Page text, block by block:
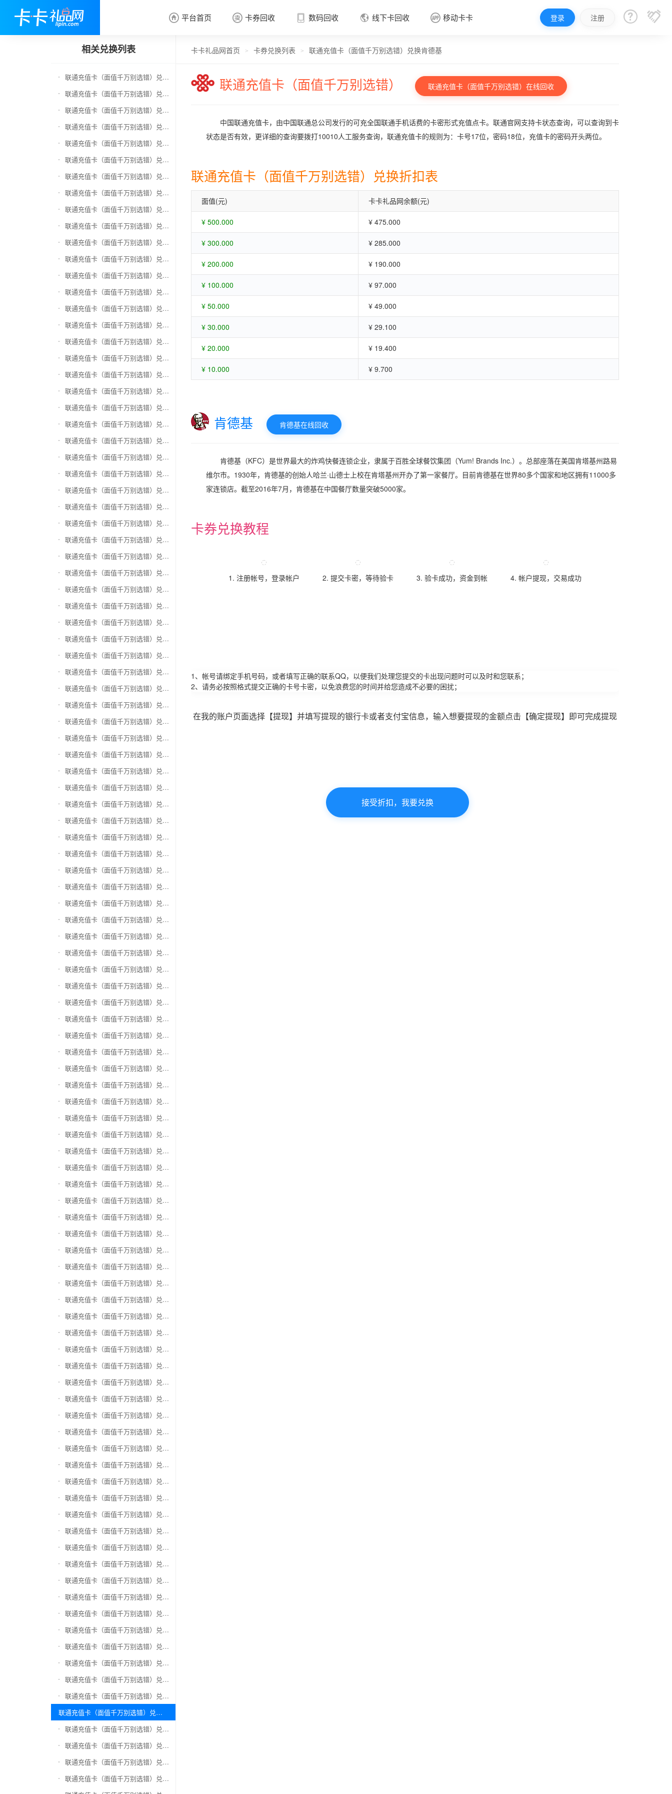
 平台首页  卡券回收
 卡券回收
 数码回收  线下卡回收  移动卡卡 登录 注册  
相关兑换列表
联通充值卡（面值千万别选错）兑换京东E卡
联通充值卡（面值千万别选错）兑换中石化加油卡
联通充值卡（面值千万别选错）兑换移动充值卡（面值千万别选错）
联通充值卡（面值千万别选错）兑换电信充值卡（面值千万别选错）
联通充值卡（面值千万别选错）兑换京东钢镚
联通充值卡（面值千万别选错）兑换中石化加油卡无卡号（面值千万别选错）
联通充值卡（面值千万别选错）兑换中石油全国充值卡
联通充值卡（面值千万别选错）兑换京东领货码
联通充值卡（面值千万别选错）兑换京东超市卡
联通充值卡（面值千万别选错）兑换苏宁易购礼品卡
联通充值卡（面值千万别选错）兑换骏网一卡通
联通充值卡（面值千万别选错）兑换骏网乐充
联通充值卡（面值千万别选错）兑换汇元智付卡
联通充值卡（面值千万别选错）兑换携程任我行
联通充值卡（面值千万别选错）兑换中欣卡(中欣通卡)
联通充值卡（面值千万别选错）兑换盛大一卡通
联通充值卡（面值千万别选错）兑换网易一卡通
联通充值卡（面值千万别选错）兑换天宏一卡通（易冲天宏卡）
联通充值卡（面值千万别选错）兑换巨人一卡通(征途卡)
联通充值卡（面值千万别选错）兑换美团礼品卡
联通充值卡（面值千万别选错）兑换(百联卡)联华ok卡
联通充值卡（面值千万别选错）兑换资和信
联通充值卡（面值千万别选错）兑换沃尔玛购物卡
联通充值卡（面值千万别选错）兑换和信通
联通充值卡（面值千万别选错）兑换拉卡拉沃尔玛
联通充值卡（面值千万别选错）兑换携程任我游
联通充值卡（面值千万别选错）兑换中银通支付(银联购物卡)
联通充值卡（面值千万别选错）兑换瑞祥商联卡
联通充值卡（面值千万别选错）兑换家乐福超市卡
联通充值卡（面值千万别选错）兑换Q币卡
联通充值卡（面值千万别选错）兑换联通积分Q币
联通充值卡（面值千万别选错）兑换完美一卡通
联通充值卡（面值千万别选错）兑换久游一卡通
联通充值卡（面值千万别选错）兑换搜狐一卡通
联通充值卡（面值千万别选错）兑换中国区苹果充值卡
联通充值卡（面值千万别选错）兑换账号内Q币寄售（维护中）
联通充值卡（面值千万别选错）兑换唯品会礼品卡(唯品卡)
联通充值卡（面值千万别选错）兑换万商卡
联通充值卡（面值千万别选错）兑换飞银彩虹卡
联通充值卡（面值千万别选错）兑换天猫超市卡/享淘卡
联通充值卡（面值千万别选错）兑换万里通积分卡
联通充值卡（面值千万别选错）兑换壹钱包(壹卡会)
联通充值卡（面值千万别选错）兑换去哪儿礼品卡
联通充值卡（面值千万别选错）兑换阳光卡(阳光爱车)
联通充值卡（面值千万别选错）兑换华润万家购物卡
联通充值卡（面值千万别选错）兑换华润苏果卡(苏果超市卡)（维护 请暂停提交）
联通充值卡（面值千万别选错）兑换天虹购物卡
联通充值卡（面值千万别选错）兑换盒马生鲜礼品卡
联通充值卡（面值千万别选错）兑换屈臣氏
联通充值卡（面值千万别选错）兑换大润发购物卡
联通充值卡（面值千万别选错）兑换银泰百货银泰卡
联通充值卡（面值千万别选错）兑换物美/美通卡
联通充值卡（面值千万别选错）兑换世纪联华充值卡(杭州联华)
联通充值卡（面值千万别选错）兑换重百世纪卡(重庆百货)
联通充值卡（面值千万别选错）兑换南京中央商场购物卡
联通充值卡（面值千万别选错）兑换银座购物卡（黑卡）
联通充值卡（面值千万别选错）兑换叮咚买菜（限通用礼品卡）
联通充值卡（面值千万别选错）兑换上海家化卡
联通充值卡（面值千万别选错）兑换山东一卡通
联通充值卡（面值千万别选错）兑换大众E卡通
联通充值卡（面值千万别选错）兑换杭州市民卡
联通充值卡（面值千万别选错）兑换驴妈妈礼品卡
联通充值卡（面值千万别选错）兑换永辉超市卡（限实体卡）
联通充值卡（面值千万别选错）兑换中百超市购物卡
联通充值卡（面值千万别选错）兑换爱奇艺会员激活码
联通充值卡（面值千万别选错）兑换腾讯视频会员激活码
联通充值卡（面值千万别选错）兑换优酷会员激活码
联通充值卡（面值千万别选错）兑换搜狐视频
联通充值卡（面值千万别选错）兑换芒果TV
联通充值卡（面值千万别选错）兑换QQ音乐
联通充值卡（面值千万别选错）兑换酷狗音乐
联通充值卡（面值千万别选错）兑换周黑鸭
联通充值卡（面值千万别选错）兑换一号店礼品卡
联通充值卡（面值千万别选错）兑换亚马逊（只要实体卡）
联通充值卡（面值千万别选错）兑换中粮我买网礼品卡
联通充值卡（面值千万别选错）兑换当当礼品卡
联通充值卡（面值千万别选错）兑换国美红券
联通充值卡（面值千万别选错）兑换盛付通卡
联通充值卡（面值千万别选错）兑换付费通
联通充值卡（面值千万别选错）兑换得仕通卡
联通充值卡（面值千万别选错）兑换便利通卡
联通充值卡（面值千万别选错）兑换同程旅游卡
联通充值卡（面值千万别选错）兑换万能消费卡
联通充值卡（面值千万别选错）兑换生活杉德卡
联通充值卡（面值千万别选错）兑换世通卡
联通充值卡（面值千万别选错）兑换商盟卡
联通充值卡（面值千万别选错）兑换赢点生活卡
联通充值卡（面值千万别选错）兑换智惠卡
联通充值卡（面值千万别选错）兑换途牛商旅卡
联通充值卡（面值千万别选错）兑换天天一卡通
联通充值卡（面值千万别选错）兑换(易初)卜蜂莲花礼品卡
联通充值卡（面值千万别选错）兑换神州运通超级卡(运通网购卡)
联通充值卡（面值千万别选错）兑换中石油省卡
联通充值卡（面值千万别选错）兑换必胜客
联通充值卡（面值千万别选错）兑换星巴克
联通充值卡（面值千万别选错）兑换哈根达斯电子券
联通充值卡（面值千万别选错）兑换平安1768欢乐豆
联通充值卡（面值千万别选错）兑换金山一卡通
联通充值卡（面值千万别选错）兑换汉购通
联通充值卡（面值千万别选错）兑换肯德基
联通充值卡（面值千万别选错）兑换CoCo
联通充值卡（面值千万别选错）兑换COSTA
联通充值卡（面值千万别选错）兑换滴滴打车
联通充值卡（面值千万别选错）兑换锦江e卡通(锦江一卡通)
卡卡礼品网首页 > 卡券兑换列表 > 联通充值卡（面值千万别选错）兑换肯德基
联通充值卡（面值千万别选错） 联通充值卡（面值千万别选错）在线回收
中国联通充值卡，由中国联通总公司发行的可充全国联通手机话费的卡密形式充值点卡。联通官网支持卡状态查询，可以查询到卡
状态是否有效，更详细的查询要拨打10010人工服务查询，联通充值卡的规则为：卡号17位，密码18位，充值卡的密码开头两位。
联通充值卡（面值千万别选错）兑换折扣表
面值(元) 卡卡礼品网余额(元)
¥ 500.000 ¥ 475.000
¥ 300.000 ¥ 285.000
¥ 200.000 ¥ 190.000
¥ 100.000 ¥ 97.000
¥ 50.000 ¥ 49.000
¥ 30.000 ¥ 29.100
¥ 20.000 ¥ 19.400
¥ 10.000 ¥ 9.700
肯德基 肯德基在线回收
肯德基（KFC）是世界最大的炸鸡快餐连锁企业，隶属于百胜全球餐饮集团（Yum! Brands Inc.）。总部座落在美国肯塔基州路易
维尔市。1930年，肯德基的创始人哈兰·山德士上校在肯塔基州开办了第一家餐厅。目前肯德基在世界80多个国家和地区拥有11000多
家连锁店。截至2016年7月，肯德基在中国餐厅数量突破5000家。
卡券兑换教程
1. 注册帐号，登录帐户 2. 提交卡密，等待验卡 3. 验卡成功，资金到帐 4. 帐户提现，交易成功
1、帐号请绑定手机号码，或者填写正确的联系QQ，以便我们处理您提交的卡出现问题时可以及时和您联系；
2、请务必按照格式提交正确的卡号卡密，以免浪费您的时间并给您造成不必要的困扰；
在我的账户页面选择【提现】并填写提现的银行卡或者支付宝信息，输入想要提现的金额点击【确定提现】即可完成提现
接受折扣，我要兑换